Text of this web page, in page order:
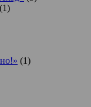
(1)
(1)